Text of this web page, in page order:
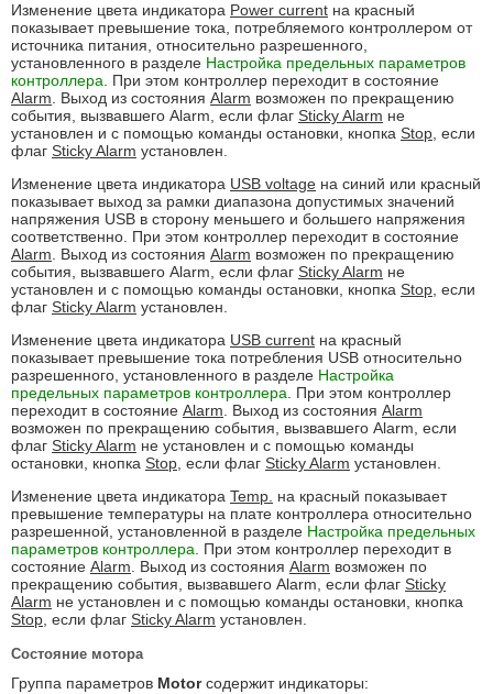
Изменение цвета индикатора Power current на красный
показывает превышение тока, потребляемого контроллером от
источника питания, относительно разрешенного,
установленного в разделе Настройка предельных параметров
контроллера. При этом контроллер переходит в состояние
Alarm. Выход из состояния Alarm возможен по прекращению
события, вызвавшего Alarm, если флаг Sticky Alarm не
установлен и с помощью команды остановки, кнопка Stop, если
флаг Sticky Alarm установлен.
Изменение цвета индикатора USB voltage на синий или красный
показывает выход за рамки диапазона допустимых значений
напряжения USB в сторону меньшего и большего напряжения
соответственно. При этом контроллер переходит в состояние
Alarm. Выход из состояния Alarm возможен по прекращению
события, вызвавшего Alarm, если флаг Sticky Alarm не
установлен и с помощью команды остановки, кнопка Stop, если
флаг Sticky Alarm установлен.
Изменение цвета индикатора USB current на красный
показывает превышение тока потребления USB относительно
разрешенного, установленного в разделе Настройка
предельных параметров контроллера. При этом контроллер
переходит в состояние Alarm. Выход из состояния Alarm
возможен по прекращению события, вызвавшего Alarm, если
флаг Sticky Alarm не установлен и с помощью команды
остановки, кнопка Stop, если флаг Sticky Alarm установлен.
Изменение цвета индикатора Temp. на красный показывает
превышение температуры на плате контроллера относительно
разрешенной, установленной в разделе Настройка предельных
параметров контроллера. При этом контроллер переходит в
состояние Alarm. Выход из состояния Alarm возможен по
прекращению события, вызвавшего Alarm, если флаг Sticky
Alarm не установлен и с помощью команды остановки, кнопка
Stop, если флаг Sticky Alarm установлен.
Состояние мотора
Группа параметров Motorсодержит индикаторы: